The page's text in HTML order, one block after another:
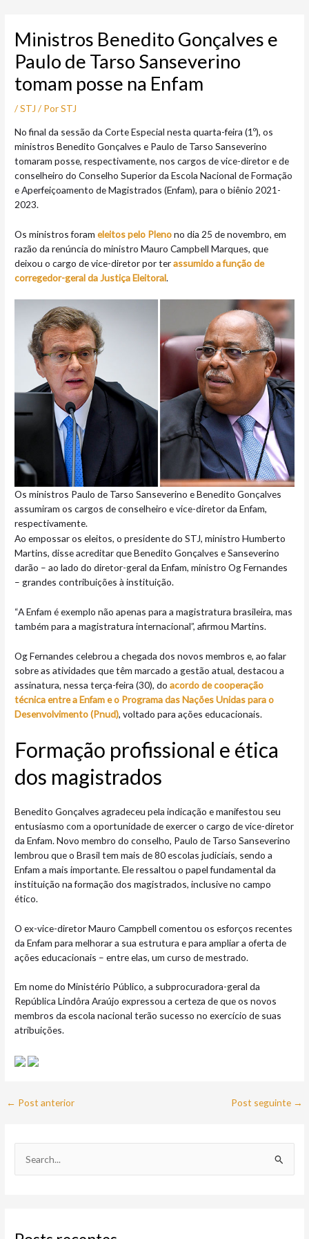
conteúdo
Ministros Benedito Gonçalves e
Paulo de Tarso Sanseverino
tomam posse na Enfam
/STJ / PorSTJ
No final da sessão da Corte Especial nesta quarta-feira (1º), os
ministros Benedito Gonçalves e Paulo de Tarso Sanseverino
tomaram posse, respectivamente, nos cargos de vice-diretor e de
conselheiro do Conselho Superior da Escola Nacional de Formação
e Aperfeiçoamento de Magistrados (Enfam), para o biênio 2021-
2023.
Os ministros forameleitos pelo Plenono dia 25 de novembro, em
razão da renúncia do ministro Mauro Campbell Marques, que
deixou o cargo de vice-diretor por terassumido a função de
corregedor-geral da Justiça Eleitoral.
Os ministros Paulo de Tarso Sanseverino e Benedito Gonçalves
assumiram os cargos de conselheiro e vice-diretor da Enfam,
respectivamente.
Ao empossar os eleitos, o presidente do STJ, ministro Humberto
Martins, disse acreditar que Benedito Gonçalves e Sanseverino
darão – ao lado do diretor-geral da Enfam, ministro Og Fernandes
– grandes contribuições à instituição.
“A Enfam é exemplo não apenas para a magistratura brasileira, mas
também para a magistratura internacional”, afirmou Martins.
Og Fernandes celebrou a chegada dos novos membros e, ao falar
sobre as atividades que têm marcado a gestão atual, destacou a
assinatura, nessa terça-feira (30), doacordo de cooperação
técnica entre a Enfam e o Programa das Nações Unidas para o
Desenvolvimento (Pnud), voltado para ações educacionais.
Formação profissional e ética
dos magistrados
Benedito Gonçalves agradeceu pela indicação e manifestou seu
entusiasmo com a oportunidade de exercer o cargo de vice-diretor
da Enfam. Novo membro do conselho, Paulo de Tarso Sanseverino
lembrou que o Brasil tem mais de 80 escolas judiciais, sendo a
Enfam a mais importante. Ele ressaltou o papel fundamental da
instituição na formação dos magistrados, inclusive no campo
ético.
O ex-vice-diretor Mauro Campbell comentou os esforços recentes
da Enfam para melhorar a sua estrutura e para ampliar a oferta de
ações educacionais – entre elas, um curso de mestrado.
Em nome do Ministério Público, a subprocuradora-geral da
República Lindôra Araújo expressou a certeza de que os novos
membros da escola nacional terão sucesso no exercício de suas
atribuições.
← Post anterior Post seguinte →